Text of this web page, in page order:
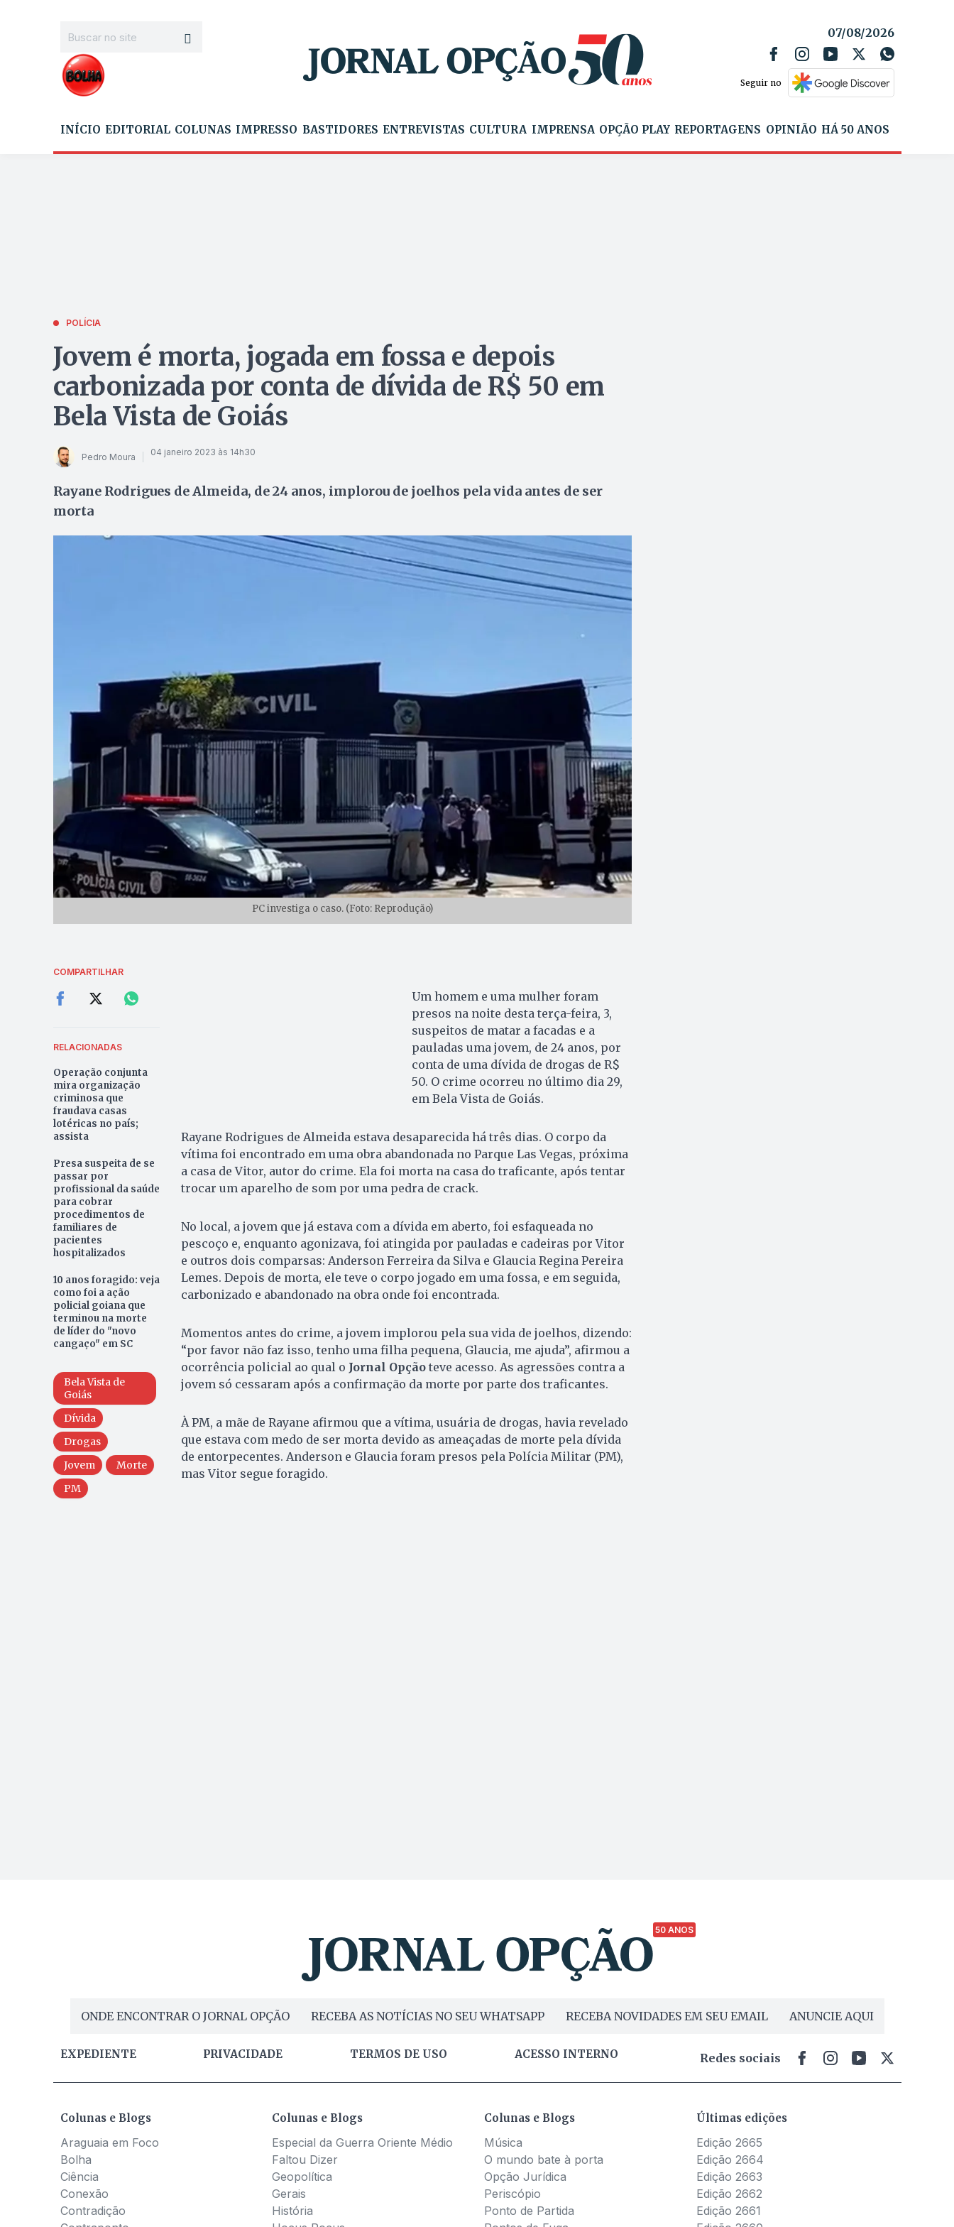
07/08/2026
Seguir no
INÍCIO EDITORIAL COLUNAS IMPRESSO BASTIDORES ENTREVISTAS CULTURA IMPRENSA OPÇÃO PLAY REPORTAGENS OPINIÃO HÁ 50 ANOS
POLÍCIA
Jovem é morta, jogada em fossa e depois
carbonizada por conta de dívida de R$ 50 em
Bela Vista de Goiás
Pedro Moura 04 janeiro 2023 às 14h30
Rayane Rodrigues de Almeida, de 24 anos, implorou de joelhos pela vida antes de ser
morta
PC investiga o caso. (Foto: Reprodução)
COMPARTILHAR
RELACIONADAS
Operação conjunta
mira organização
criminosa que
fraudava casas
lotéricas no país;
assista
Presa suspeita de se
passar por
profissional da saúde
para cobrar
procedimentos de
familiares de
pacientes
hospitalizados
10 anos foragido: veja
como foi a ação
policial goiana que
terminou na morte
de líder do "novo
cangaço" em SC
Bela Vista de
Goiás
Dívida
Drogas
Jovem
Morte
PM
Um homem e uma mulher foram
presos na noite desta terça-feira, 3,
suspeitos de matar a facadas e a
pauladas uma jovem, de 24 anos, por
conta de uma dívida de drogas de R$
50. O crime ocorreu no último dia 29,
em Bela Vista de Goiás.
Rayane Rodrigues de Almeida estava desaparecida há três dias. O corpo da
vítima foi encontrado em uma obra abandonada no Parque Las Vegas, próxima
a casa de Vitor, autor do crime. Ela foi morta na casa do traficante, após tentar
trocar um aparelho de som por uma pedra de crack.
No local, a jovem que já estava com a dívida em aberto, foi esfaqueada no
pescoço e, enquanto agonizava, foi atingida por pauladas e cadeiras por Vitor
e outros dois comparsas: Anderson Ferreira da Silva e Glaucia Regina Pereira
Lemes. Depois de morta, ele teve o corpo jogado em uma fossa, e em seguida,
carbonizado e abandonado na obra onde foi encontrada.
Momentos antes do crime, a jovem implorou pela sua vida de joelhos, dizendo:
“por favor não faz isso, tenho uma filha pequena, Glaucia, me ajuda”, afirmou a
ocorrência policial ao qual o Jornal Opçãoteve acesso. As agressões contra a
jovem só cessaram após a confirmação da morte por parte dos traficantes.
À PM, a mãe de Rayane afirmou que a vítima, usuária de drogas, havia revelado
que estava com medo de ser morta devido as ameaçadas de morte pela dívida
de entorpecentes. Anderson e Glaucia foram presos pela Polícia Militar (PM),
mas Vitor segue foragido.
50 ANOS
ONDE ENCONTRAR O JORNAL OPÇÃO RECEBA AS NOTÍCIAS NO SEU WHATSAPP RECEBA NOVIDADES EM SEU EMAIL ANUNCIE AQUI
EXPEDIENTE PRIVACIDADE TERMOS DE USO ACESSO INTERNO Redes sociais
Colunas e Blogs
Araguaia em Foco
Bolha
Ciência
Conexão
Contradição
Colunas e Blogs
Especial da Guerra Oriente Médio
Faltou Dizer
Geopolítica
Gerais
História
Colunas e Blogs
Música
O mundo bate à porta
Opção Jurídica
Periscópio
Ponto de Partida
Últimas edições
Edição 2665
Edição 2664
Edição 2663
Edição 2662
Edição 2661